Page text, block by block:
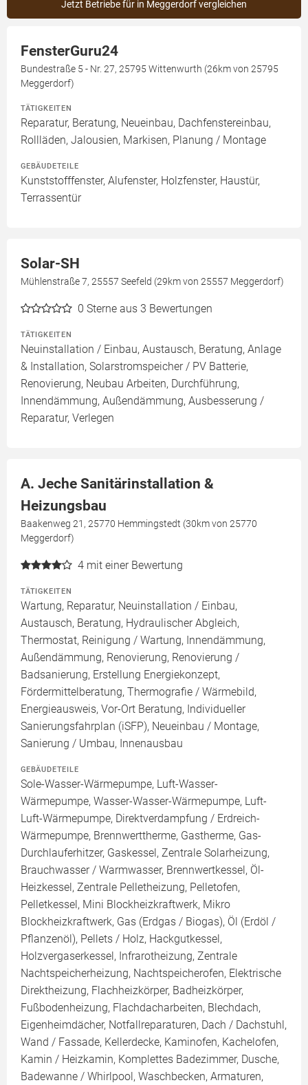
Jetzt Betriebe für in Meggerdorf vergleichen
FensterGuru24
Bundestraße 5 - Nr. 27, 25795 Wittenwurth (26km von 25795
Meggerdorf)
TÄTIGKEITEN
Reparatur, Beratung, Neueinbau, Dachfenstereinbau,
Rollläden, Jalousien, Markisen, Planung / Montage
GEBÄUDETEILE
Kunststofffenster, Alufenster, Holzfenster, Haustür,
Terrassentür
Solar-SH
Mühlenstraße 7, 25557 Seefeld (29km von 25557 Meggerdorf)
0 Sterne aus 3 Bewertungen
TÄTIGKEITEN
Neuinstallation / Einbau, Austausch, Beratung, Anlage
& Installation, Solarstromspeicher / PV Batterie,
Renovierung, Neubau Arbeiten, Durchführung,
Innendämmung, Außendämmung, Ausbesserung /
Reparatur, Verlegen
A. Jeche Sanitärinstallation &
Heizungsbau
Baakenweg 21, 25770 Hemmingstedt (30km von 25770
Meggerdorf)
4 mit einer Bewertung
TÄTIGKEITEN
Wartung, Reparatur, Neuinstallation / Einbau,
Austausch, Beratung, Hydraulischer Abgleich,
Thermostat, Reinigung / Wartung, Innendämmung,
Außendämmung, Renovierung, Renovierung /
Badsanierung, Erstellung Energiekonzept,
Fördermittelberatung, Thermografie / Wärmebild,
Energieausweis, Vor-Ort Beratung, Individueller
Sanierungsfahrplan (iSFP), Neueinbau / Montage,
Sanierung / Umbau, Innenausbau
GEBÄUDETEILE
Sole-Wasser-Wärmepumpe, Luft-Wasser-
Wärmepumpe, Wasser-Wasser-Wärmepumpe, Luft-
Luft-Wärmepumpe, Direktverdampfung / Erdreich-
Wärmepumpe, Brennwerttherme, Gastherme, Gas-
Durchlauferhitzer, Gaskessel, Zentrale Solarheizung,
Brauchwasser / Warmwasser, Brennwertkessel, Öl-
Heizkessel, Zentrale Pelletheizung, Pelletofen,
Pelletkessel, Mini Blockheizkraftwerk, Mikro
Blockheizkraftwerk, Gas (Erdgas / Biogas), Öl (Erdöl /
Pflanzenöl), Pellets / Holz, Hackgutkessel,
Holzvergaserkessel, Infrarotheizung, Zentrale
Nachtspeicherheizung, Nachtspeicherofen, Elektrische
Direktheizung, Flachheizkörper, Badheizkörper,
Fußbodenheizung, Flachdacharbeiten, Blechdach,
Eigenheimdächer, Notfallreparaturen, Dach / Dachstuhl,
Wand / Fassade, Kellerdecke, Kaminofen, Kachelofen,
Kamin / Heizkamin, Komplettes Badezimmer, Dusche,
Badewanne / Whirlpool, Waschbecken, Armaturen,